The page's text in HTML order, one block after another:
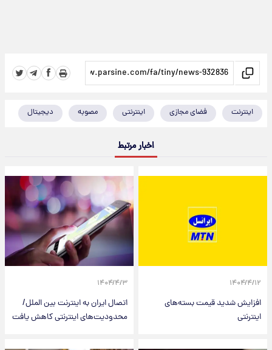
اینترنت فضای مجازی اینترنتی مصوبه دیجیتال
اخبار مرتبط
۱۴۰۴/۴/۱۲
افزایش شدید قیمت بسته‌های
اینترنتی
۱۴۰۴/۴/۳
اتصال ایران به اینترنت بین الملل/
محدودیت‌های اینترنتی کاهش یافت